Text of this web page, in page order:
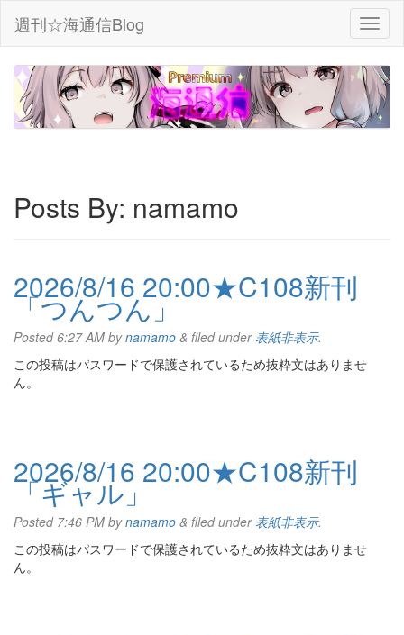
週刊☆海通信Blog
Posts By: namamo
2026/8/16 20:00★C108新刊
「つんつん」
Posted6:27 AM bynamamo & filed under 表紙非表示.
この投稿はパスワードで保護されているため抜粋文はありませ
ん。
2026/8/16 20:00★C108新刊
「ギャル」
Posted 7:46 PM bynamamo & filed under 表紙非表示.
この投稿はパスワードで保護されているため抜粋文はありませ
ん。